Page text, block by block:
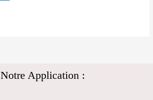
Notre Application :